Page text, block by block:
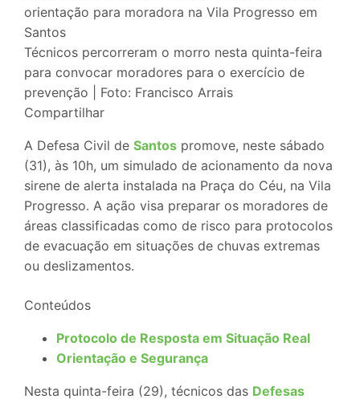
Técnicos percorreram o morro nesta quinta-feira
para convocar moradores para o exercício de
prevenção | Foto: Francisco Arrais
Compartilhar
A Defesa Civil de Santospromove, neste sábado
(31), às 10h, um simulado de acionamento da nova
sirene de alerta instalada na Praça do Céu, na Vila
Progresso. A ação visa preparar os moradores de
áreas classificadas como de risco para protocolos
de evacuação em situações de chuvas extremas
ou deslizamentos.
Conteúdos
Protocolo de Resposta em Situação Real
Orientação e Segurança
Nesta quinta-feira (29), técnicos das Defesas